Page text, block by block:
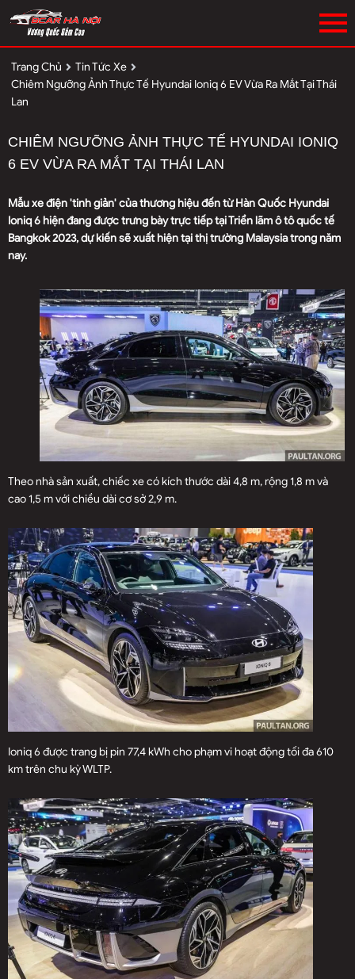
Trang Chủ
Tin Tức Xe
Chiêm Ngưỡng Ảnh Thực Tế Hyundai Ioniq 6 EV Vừa Ra Mắt Tại Thái
Lan
CHIÊM NGƯỠNG ẢNH THỰC TẾ HYUNDAI IONIQ
6 EV VỪA RA MẮT TẠI THÁI LAN
Mẫu xe điện 'tinh giản' của thương hiệu đến từ Hàn Quốc Hyundai
Ioniq 6 hiện đang được trưng bày trực tiếp tại Triển lãm ô tô quốc tế
Bangkok 2023, dự kiến sẽ xuất hiện tại thị trường Malaysia trong năm
nay.
Theo nhà sản xuất, chiếc xe có kích thước dài 4,8 m, rộng 1,8 m và
cao 1,5 m với chiều dài cơ sở 2,9 m.
Ioniq 6 được trang bị pin 77,4 kWh cho phạm vi hoạt động tối đa 610
km trên chu kỳ WLTP.